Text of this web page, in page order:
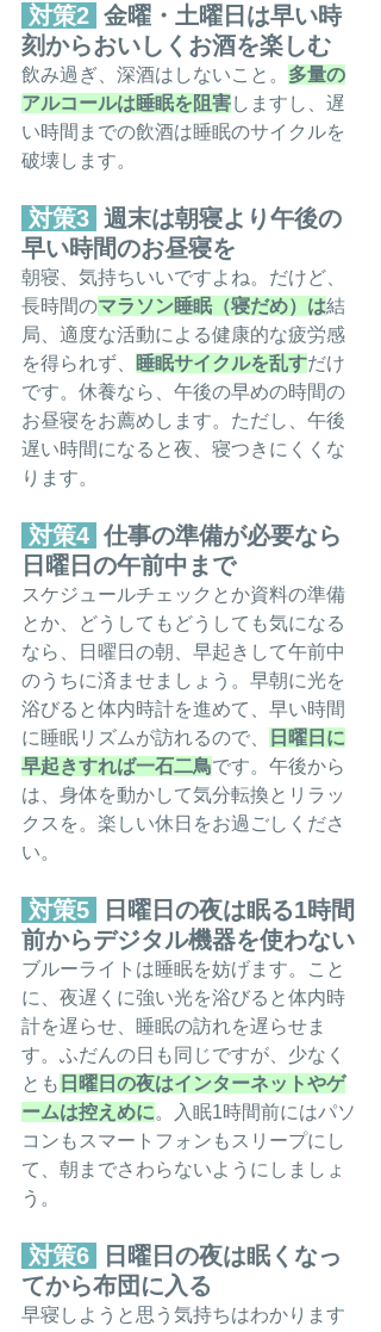
対策2 金曜・土曜日は早い時
刻からおいしくお酒を楽しむ
飲み過ぎ、深酒はしないこと。 多量の
アルコールは睡眠を阻害しますし、遅
い時間までの飲酒は睡眠のサイクルを
破壊します。
対策3 週末は朝寝より午後の
早い時間のお昼寝を
朝寝、気持ちいいですよね。だけど、
長時間のマラソン睡眠（寝だめ）は結
局、適度な活動による健康的な疲労感
を得られず、
睡眠サイクルを乱すだけ
です。休養なら、午後の早めの時間の
お昼寝をお薦めします。ただし、午後
遅い時間になると夜、寝つきにくくな
ります。
対策4 仕事の準備が必要なら
日曜日の午前中まで
スケジュールチェックとか資料の準備
とか、どうしてもどうしても気になる
なら、日曜日の朝、早起きして午前中
のうちに済ませましょう。早朝に光を
浴びると体内時計を進めて、早い時間
に睡眠リズムが訪れるので、
日曜日に
早起きすれば一石二鳥です。午後から
は、身体を動かして気分転換とリラッ
クスを。楽しい休日をお過ごしくださ
い。
対策5
日曜日の夜は眠る1時間
前からデジタル機器を使わない
ブルーライトは睡眠を妨げます。こと
に、夜遅くに強い光を浴びると体内時
計を遅らせ、睡眠の訪れを遅らせま
す。ふだんの日も同じですが、少なく
とも 日曜日の夜はインターネットやゲ
ームは控えめに。入眠1時間前にはパソ
コンもスマートフォンもスリープにし
て、朝までさわらないようにしましょ
う 。
対策6
日曜日の夜は眠くなっ
てから布団に入る
早寝しようと思う気持ちはわかります